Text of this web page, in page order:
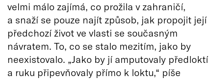
velmi málo zajímá, co prožila v zahraničí,
a snaží se pouze najít způsob, jak propojit její
předchozí život ve vlasti se současným
návratem. To, co se stalo mezitím, jako by
neexistovalo. „Jako by jí amputovaly předloktí
a ruku připevňovaly přímo k loktu,“ píše